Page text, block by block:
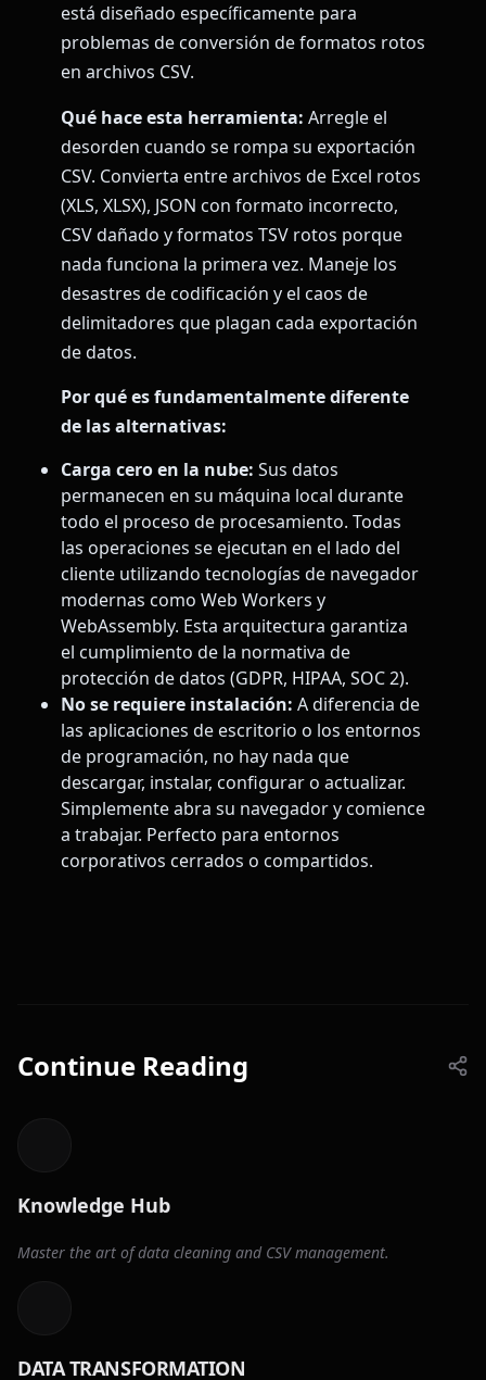
está diseñado específicamente para
problemas de conversión de formatos rotos
en archivos CSV.
Qué hace esta herramienta: Arregle el
desorden cuando se rompa su exportación
CSV. Convierta entre archivos de Excel rotos
(XLS, XLSX), JSON con formato incorrecto,
CSV dañado y formatos TSV rotos porque
nada funciona la primera vez. Maneje los
desastres de codificación y el caos de
delimitadores que plagan cada exportación
de datos.
Por qué es fundamentalmente diferente
de las alternativas:
Carga cero en la nube: Sus datos
permanecen en su máquina local durante
todo el proceso de procesamiento. Todas
las operaciones se ejecutan en el lado del
cliente utilizando tecnologías de navegador
modernas como Web Workers y
WebAssembly. Esta arquitectura garantiza
el cumplimiento de la normativa de
protección de datos (GDPR, HIPAA, SOC 2).
No se requiere instalación: A diferencia de
las aplicaciones de escritorio o los entornos
de programación, no hay nada que
descargar, instalar, configurar o actualizar.
Simplemente abra su navegador y comience
a trabajar. Perfecto para entornos
corporativos cerrados o compartidos.
Continue Reading
Knowledge Hub
Master the art of data cleaning and CSV management.
DATA TRANSFORMATION